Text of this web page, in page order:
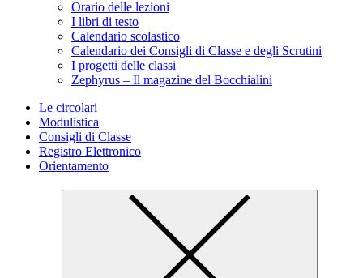
Orario delle lezioni
I libri di testo
Calendario scolastico
Calendario dei Consigli di Classe e degli Scrutini
I progetti delle classi
Zephyrus – Il magazine del Bocchialini
Le circolari
Modulistica
Consigli di Classe
Registro Elettronico
Orientamento